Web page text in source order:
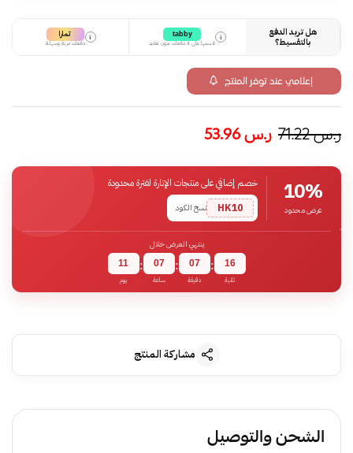
هل تريد الدفع
بالتقسيط؟
i
tabby
قسمها على 4 دفعات بدون تعقيد
i تمارا
دفعات مرنة وسهلة
إعلامي عند توفر المنتج
ر.س71.22 ر.س53.96
10%
عرض محدود
خصم إضافي على منتجات الإنارة لفترة محدودة
HK10
نسخ الكود
ينتهي العرض خلال
11
يوم
: 07
ساعة
: 07
دقيقة
: 15
ثانية
مشاركة المنتج
الشحن والتوصيل